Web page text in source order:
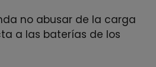
no abusar de la carga
a las baterías de los